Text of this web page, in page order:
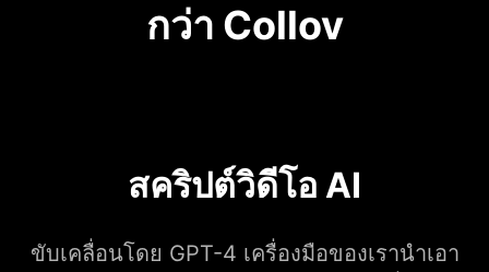
กว่า Collov
สคริปต์วิดีโอ AI
ขับเคลื่อนโดย GPT-4 เครื่องมือของเรานำเอา